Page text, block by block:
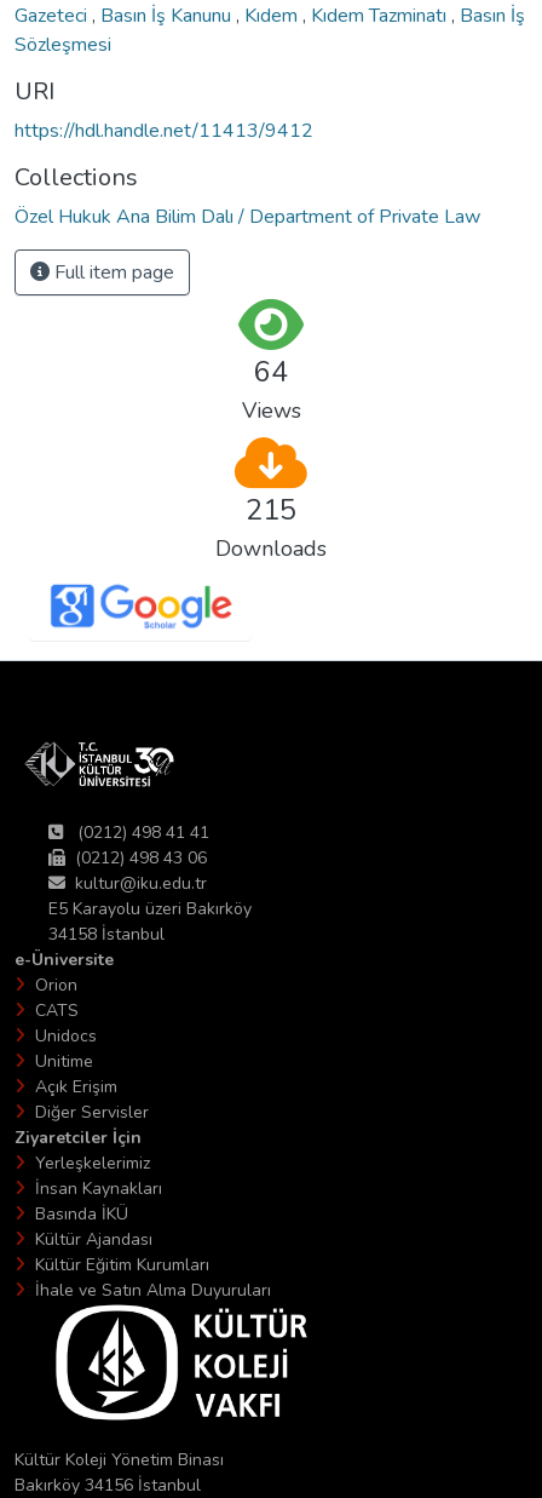
Gazeteci , Basın İş Kanunu , Kıdem , Kıdem Tazminatı , Basın İş
Sözleşmesi
URI
https://hdl.handle.net/11413/9412
Collections
Özel Hukuk Ana Bilim Dalı / Department of Private Law
Full item page
64
Views
215
Downloads
(0212) 498 41 41
(0212) 498 43 06
kultur@iku.edu.tr
E5 Karayolu üzeri Bakırköy
34158 İstanbul
e-Üniversite
Orion
CATS
Unidocs
Unitime
Açık Erişim
Diğer Servisler
Ziyaretciler İçin
Yerleşkelerimiz
İnsan Kaynakları
Basında İKÜ
Kültür Ajandası
Kültür Eğitim Kurumları
İhale ve Satın Alma Duyuruları
Kültür Koleji Yönetim Binası
Bakırköy 34156 İstanbul